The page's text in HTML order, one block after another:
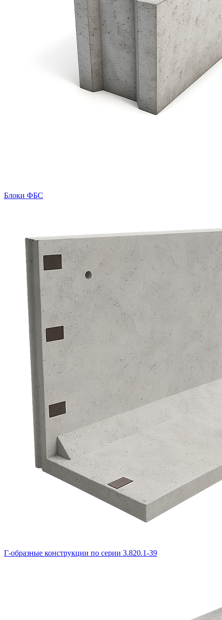
Блоки ФБС
Г-образные конструкции по серии 3.820.1-39